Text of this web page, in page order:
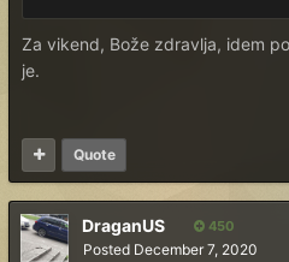
Za vikend, Bože zdravlja, idem
je.
Quote
DraganUS 450
Posted December 7, 2020